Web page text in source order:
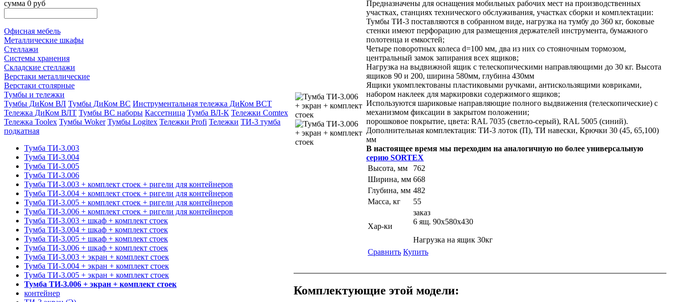
сумма 0 руб
Офисная мебель
Металлические шкафы
Стеллажи
Системы хранения
Складские стеллажи
Верстаки металлические
Верстаки столярные
Тумбы и тележки
Тумбы ДиКом ВЛ Тумбы ДиКом ВС Инструментальная тележка ДиКом ВСТ
Тележка ДиКом ВЛТ Тумбы ВС наборы Кассетница Тумба ВЛ-К Тележки Comtex
Тележка Toolex Тумбы Woker Тумбы Logitex Тележки Profi Тележки ТИ-3 тумба
подкатная
Тумба ТИ-3.003
Тумба ТИ-3.004
Тумба ТИ-3.005
Тумба ТИ-3.006
Тумба ТИ-3.003 + комплект стоек + ригели для контейнеров
Тумба ТИ-3.004 + комплект стоек + ригели для контейнеров
Тумба ТИ-3.005 + комплект стоек + ригели для контейнеров
Тумба ТИ-3.006 + комплект стоек + ригели для контейнеров
Тумба ТИ-3.003 + шкаф + комплект стоек
Тумба ТИ-3.004 + шкаф + комплект стоек
Тумба ТИ-3.005 + шкаф + комплект стоек
Тумба ТИ-3.006 + шкаф + комплект стоек
Тумба ТИ-3.003 + экран + комплект стоек
Тумба ТИ-3.004 + экран + комплект стоек
Тумба ТИ-3.005 + экран + комплект стоек
Тумба ТИ-3.006 + экран + комплект стоек
контейнер
Предназначены для оснащения мобильных рабочих мест на производственных
участках, станциях технического обслуживания, участках сборки и комплектации:
Тумбы ТИ-3 поставляются в собранном виде, нагрузка на тумбу до 360 кг, боковые
стенки имеют перфорацию для размещения держателей инструмента, бумажного
полотенца и емкостей;
Четыре поворотных колеса d=100 мм, два из них со стояночным тормозом,
центральный замок запирания всех ящиков;
Нагрузка на выдвижной ящик с телескопическими направляющими до 30 кг. Высота
ящиков 90 и 200, ширина 580мм, глубина 430мм
Ящики укомплектованы пластиковыми ручками, антискользящими ковриками,
набором наклеек для маркировки содержимого ящиков;
Используются шариковые направляющие полного выдвижения (телескопические) с
механизмом фиксации в закрытом положении;
порошковое покрытие, цвета: RAL 7035 (светло-серый), RAL 5005 (синий).
Дополнительная комплектация: ТИ-3 лоток (П), ТИ навески, Крючки 30 (45, 65,100)
мм
В настоящее время мы переходим на аналогичную но более универсальную
серию SORTEX
Высота, мм
762
Ширина, мм 668
Глубина, мм 482
Масса, кг
55
Хар-ки
заказ
6 ящ. 90х580х430
Нагрузка на ящик 30кг
Сравнить Купить
Комплектующие этой модели: